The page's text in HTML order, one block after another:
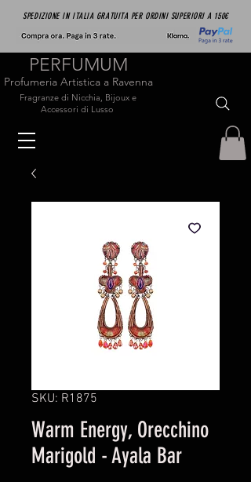
PERFUMUM
Profumeria Artistica a Ravenna
Fragranze di Nicchia, Bijoux e
Accessori di Lusso
SPEDIZIONE IN ITALIA GRATUITA PER ORDINI SUPERIORI A 150€
SKU: R1875
Warm Energy, Orecchino
Marigold - Ayala Bar